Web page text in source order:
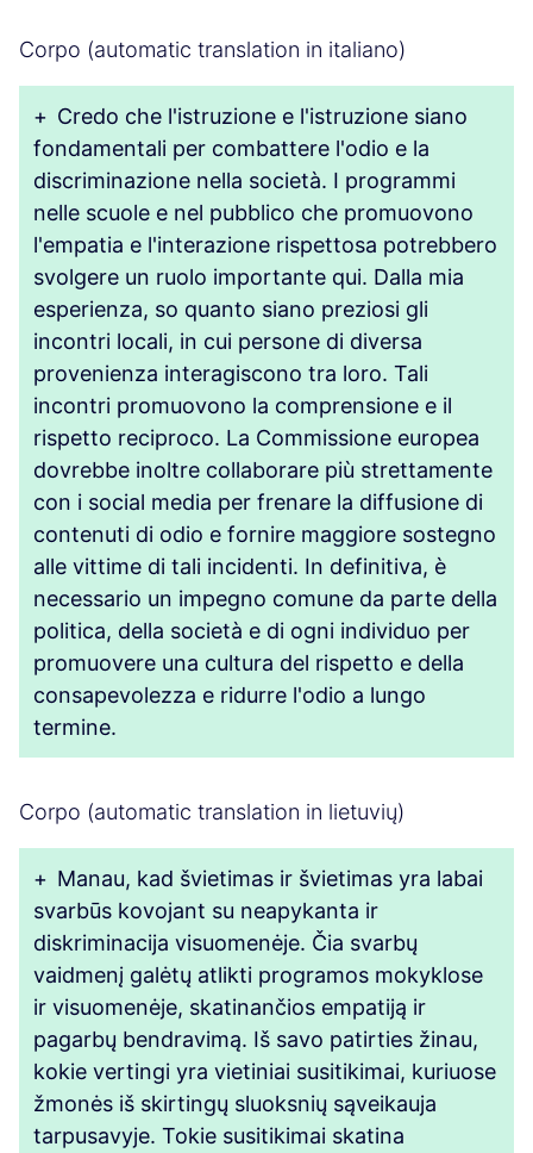
Corpo (automatic translation in italiano)
+ Credo che l'istruzione e l'istruzione siano
fondamentali per combattere l'odio e la
discriminazione nella società. I programmi
nelle scuole e nel pubblico che promuovono
l'empatia e l'interazione rispettosa potrebbero
svolgere un ruolo importante qui. Dalla mia
esperienza, so quanto siano preziosi gli
incontri locali, in cui persone di diversa
provenienza interagiscono tra loro. Tali
incontri promuovono la comprensione e il
rispetto reciproco. La Commissione europea
dovrebbe inoltre collaborare più strettamente
con i social media per frenare la diffusione di
contenuti di odio e fornire maggiore sostegno
alle vittime di tali incidenti. In definitiva, è
necessario un impegno comune da parte della
politica, della società e di ogni individuo per
promuovere una cultura del rispetto e della
consapevolezza e ridurre l'odio a lungo
termine.
Corpo (automatic translation in lietuvių)
+ Manau, kad švietimas ir švietimas yra labai
svarbūs kovojant su neapykanta ir
diskriminacija visuomenėje. Čia svarbų
vaidmenį galėtų atlikti programos mokyklose
ir visuomenėje, skatinančios empatiją ir
pagarbų bendravimą. Iš savo patirties žinau,
kokie vertingi yra vietiniai susitikimai, kuriuose
žmonės iš skirtingų sluoksnių sąveikauja
tarpusavyje. Tokie susitikimai skatina